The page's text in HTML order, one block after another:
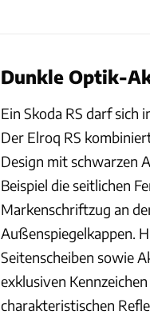
Dunkle Optik-
Ein Skoda RS darf sich
Der Elroq RS
Design mit schwarzen
Beispiel die seitlichen
Markenschriftzug an
Außenspiegelkappen.
Seitenscheiben sowie
exklusiven
charakteristischen